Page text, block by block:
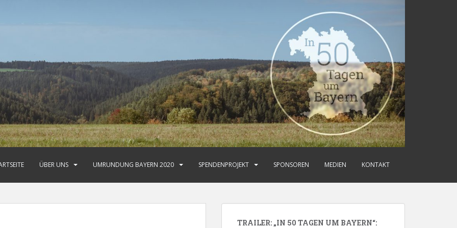
ÜBER UNS UMRUNDUNG BAYERN 2020 SPENDENPROJEKT SPONSOREN MEDIEN KONTAKT
TRAILER: „IN 50 TAGEN UM BAYERN“: